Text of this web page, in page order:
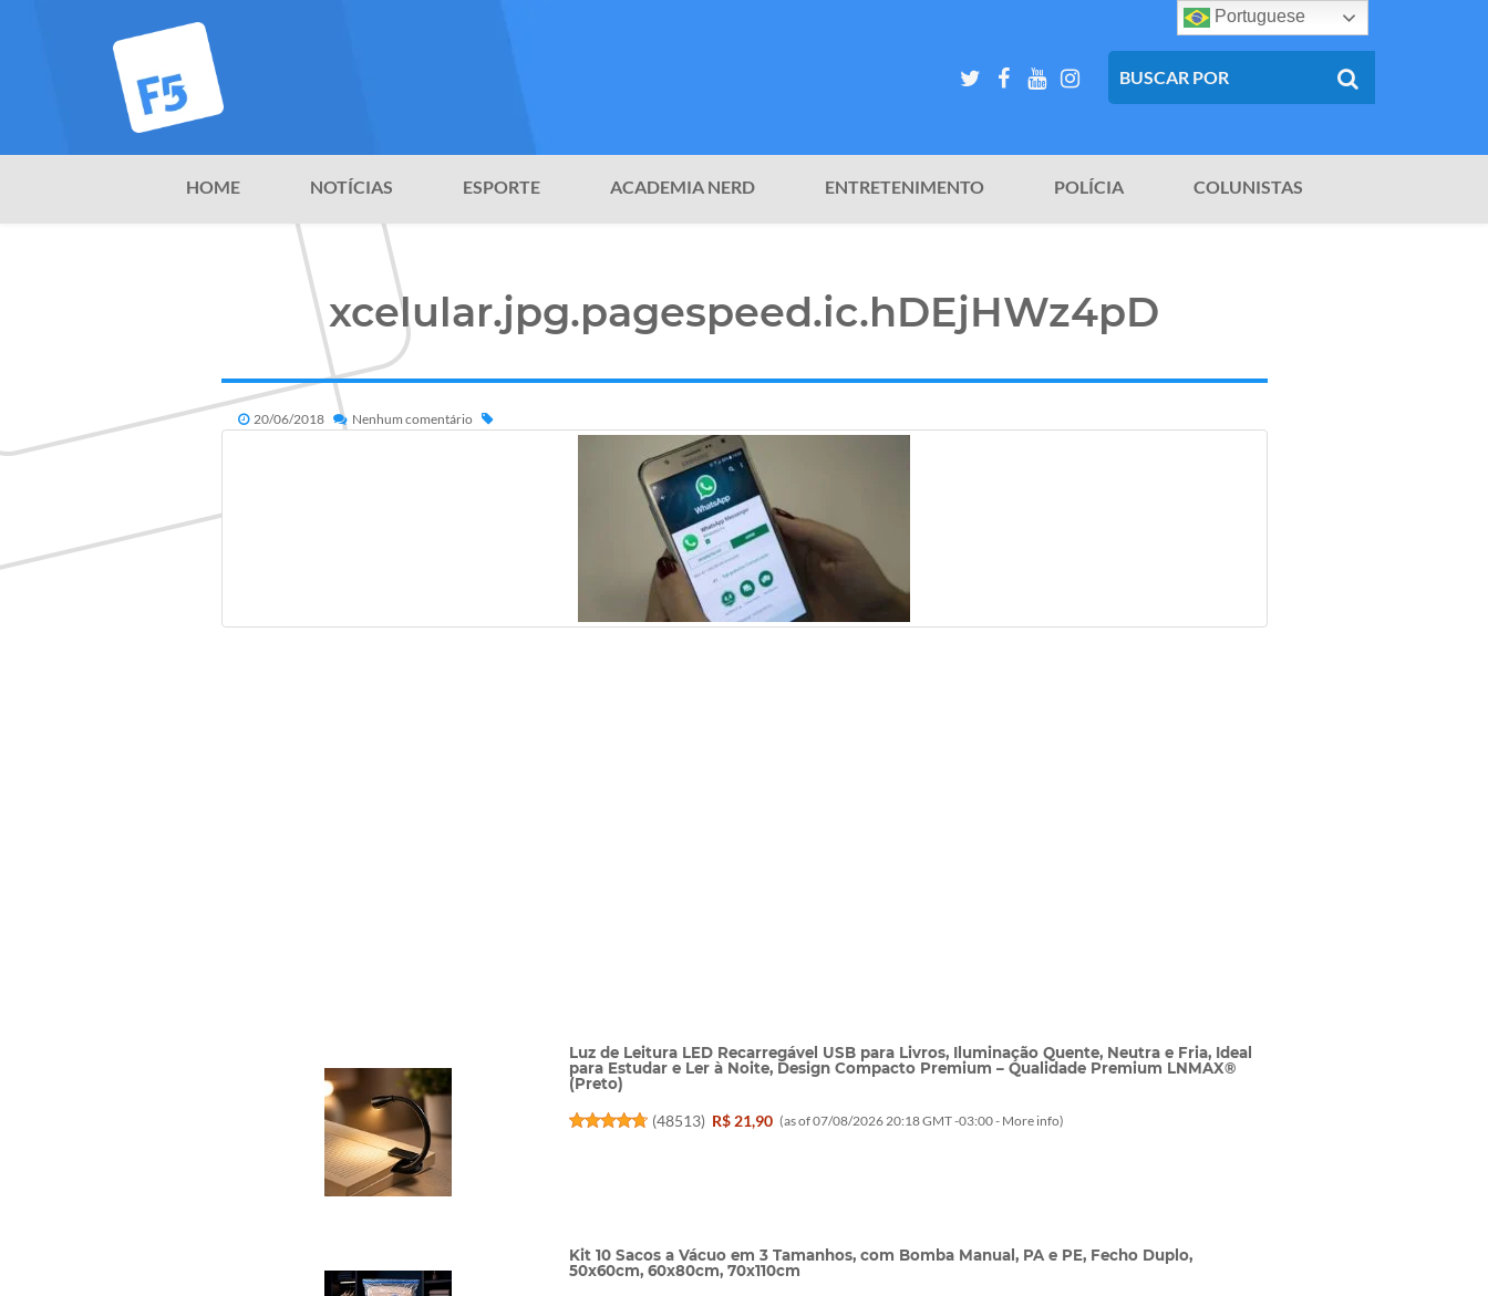
HOME NOTÍCIAS ESPORTE ACADEMIA NERD ENTRETENIMENTO POLÍCIA COLUNISTAS
xcelular.jpg.pagespeed.ic.hDEjHWz4pD
20/06/2018 Nenhum comentário
Luz de Leitura LED Recarregável USB para Livros, Iluminação Quente, Neutra e Fria, Ideal
para Estudar e Ler à Noite, Design Compacto Premium – Qualidade Premium LNMAX®
(Preto)
(48513) R$ 21,90 (as of 07/08/2026 20:18 GMT -03:00 - More info)
Kit 10 Sacos a Vácuo em 3 Tamanhos, com Bomba Manual, PA e PE, Fecho Duplo,
50x60cm, 60x80cm, 70x110cm
Portuguese